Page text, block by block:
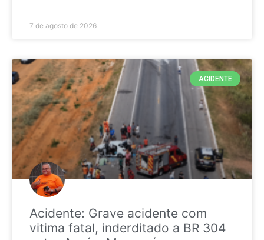
7 de agosto de 2026
ACIDENTE
Acidente: Grave acidente com
vitima fatal, inderditado a BR 304